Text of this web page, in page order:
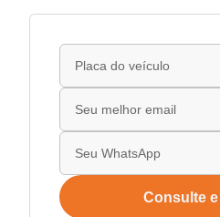
Consulte